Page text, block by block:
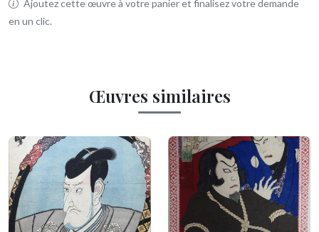
Ajoutez cette œuvre à votre panier et finalisez votre demande
en un clic.
Œuvres similaires